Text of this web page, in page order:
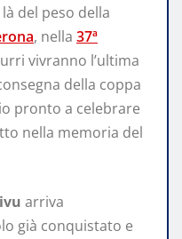
del peso della
, nella 37ª
vivranno l’ultima
della coppa
pronto a celebrare
nella memoria del
arriva
già conquistato e